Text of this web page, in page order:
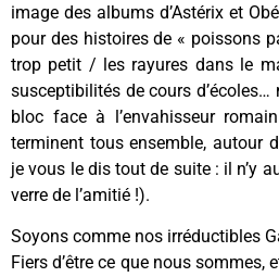
image des albums d’Astérix et
pour des histoires de « poissons
trop petit / les rayures dans le
susceptibilités de cours
bloc face à l’envahisseur
terminent tous ensemble, autour
je vous le dis tout de suite : il n’y
verre de l’amitié !).
Soyons comme nos irréductibles
Fiers d’être ce que nous sommes,